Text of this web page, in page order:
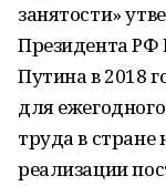
занятости»
Президента
Путина в 2018
для
труда в стране
реализации